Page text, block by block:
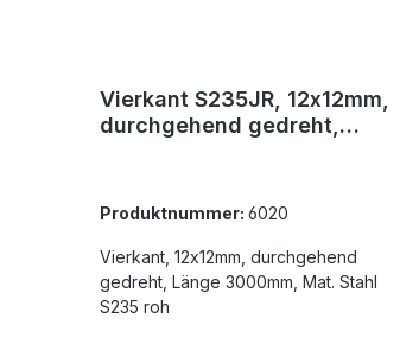
Vierkant S235JR, 12x12mm,
durchgehend gedreht,
Produktnummer: 6020
Vierkant, 12x12mm, durchgehend
gedreht, Länge 3000mm, Mat. Stahl
S235 roh